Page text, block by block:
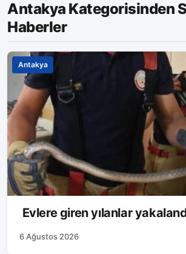
Antakya Kategorisinden
Haberler
Antakya
Evlere giren yılanlar
6 Ağustos 2026